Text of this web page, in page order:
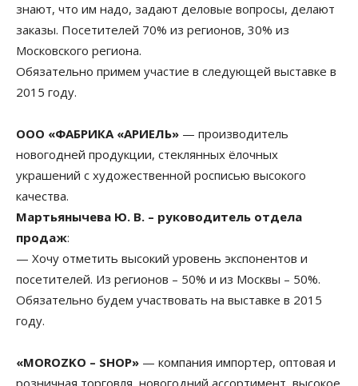
знают, что им надо, задают деловые вопросы, делают
заказы. Посетителей 70% из регионов, 30% из
Московского региона.
Обязательно примем участие в следующей выставке в
2015 году.
ООО «ФАБРИКА «АРИЕЛЬ» — производитель
новогодней продукции, стеклянных ёлочных
украшений с художественной росписью высокого
качества.
Мартьянычева Ю. В. – руководитель отдела
продаж:
— Хочу отметить высокий уровень экспонентов и
посетителей. Из регионов – 50% и из Москвы – 50%.
Обязательно будем участвовать на выставке в 2015
году.
«MOROZKO – SHOP» — компания импортер, оптовая и
розничная торговля, новогодний ассортимент, высокое